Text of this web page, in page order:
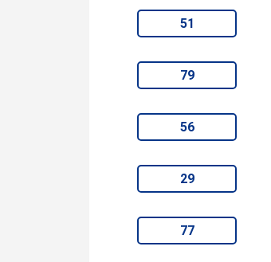
51
79
56
29
77